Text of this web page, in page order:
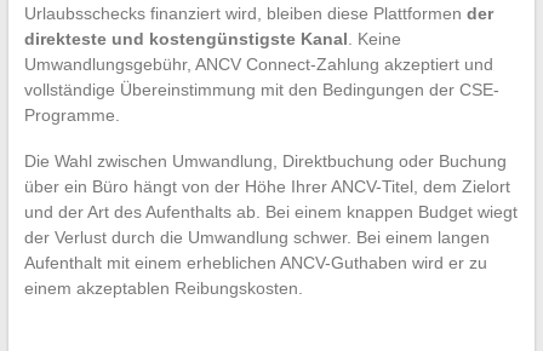
Urlaubsschecks finanziert wird, bleiben diese Plattformen der
direkteste und kostengünstigste Kanal. Keine
Umwandlungsgebühr, ANCV Connect-Zahlung akzeptiert und
vollständige Übereinstimmung mit den Bedingungen der CSE-
Programme.
Die Wahl zwischen Umwandlung, Direktbuchung oder Buchung
über ein Büro hängt von der Höhe Ihrer ANCV-Titel, dem Zielort
und der Art des Aufenthalts ab. Bei einem knappen Budget wiegt
der Verlust durch die Umwandlung schwer. Bei einem langen
Aufenthalt mit einem erheblichen ANCV-Guthaben wird er zu
einem akzeptablen Reibungskosten.